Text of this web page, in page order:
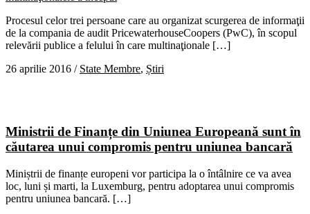
Procesul celor trei persoane care au organizat scurgerea de informaţii
de la compania de audit PricewaterhouseCoopers (PwC), în scopul
relevării publice a felului în care multinaţionale […]
26 aprilie 2016 / State Membre, Știri
Ministrii de Finanțe din Uniunea Europeană sunt în
căutarea unui compromis pentru uniunea bancară
Miniștrii de finanțe europeni vor participa la o întâlnire ce va avea
loc, luni și marti, la Luxemburg, pentru adoptarea unui compromis
pentru uniunea bancară. […]